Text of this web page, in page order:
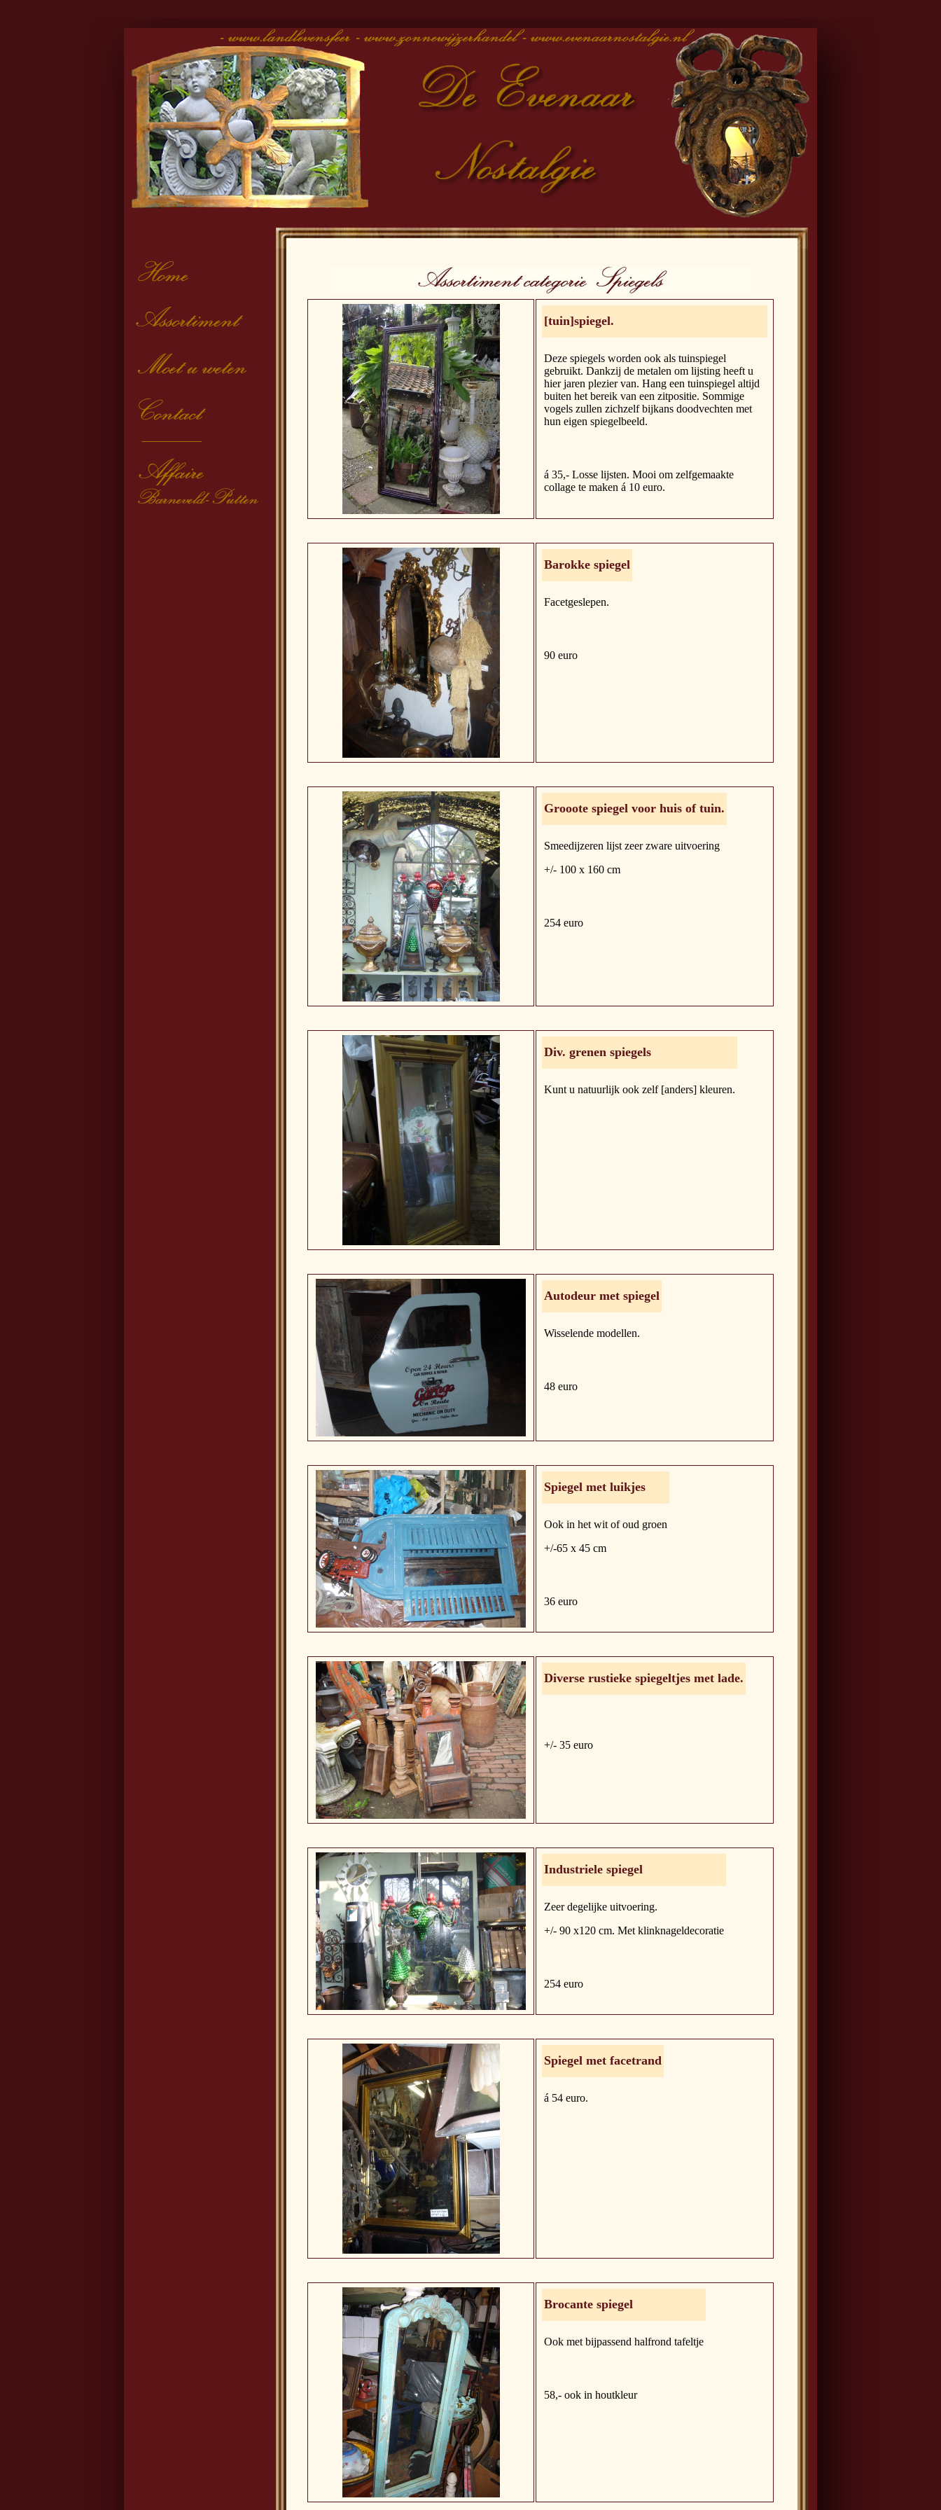
[tuin]spiegel.
Deze spiegels worden ook als tuinspiegel
gebruikt. Dankzij de metalen om lijsting heeft u
hier jaren plezier van. Hang een tuinspiegel altijd
buiten het bereik van een zitpositie. Sommige
vogels zullen zichzelf bijkans doodvechten met
hun eigen spiegelbeeld.
á 35,- Losse lijsten. Mooi om zelfgemaakte
collage te maken á 10 euro.
Barokke spiegel
Facetgeslepen.
90 euro
Grooote spiegel voor huis of tuin.
Smeedijzeren lijst zeer zware uitvoering
+/- 100 x 160 cm
254 euro
Div. grenen spiegels
Kunt u natuurlijk ook zelf [anders] kleuren.
Autodeur met spiegel
Wisselende modellen.
48 euro
Spiegel met luikjes
Ook in het wit of oud groen
+/-65 x 45 cm
36 euro
Diverse rustieke spiegeltjes met lade.
+/- 35 euro
Industriele spiegel
Zeer degelijke uitvoering.
+/- 90 x120 cm. Met klinknageldecoratie
254 euro
Spiegel met facetrand
á 54 euro.
Brocante spiegel
Ook met bijpassend halfrond tafeltje
58,- ook in houtkleur